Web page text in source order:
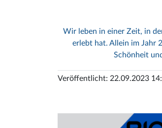
Wir leben in einer Zeit, in
erlebt hat. Allein im Jahr
Schönheit
Veröffentlicht: 22.09.2023